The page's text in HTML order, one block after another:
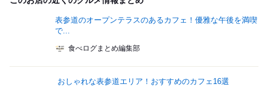
表参道のオープンテラスのあるカフェ！優雅な午後を満喫
で...
食べログまとめ編集部
おしゃれな表参道エリア！おすすめのカフェ16選